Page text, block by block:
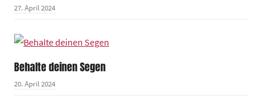
27. April 2024
Behalte deinen Segen
20. April 2024